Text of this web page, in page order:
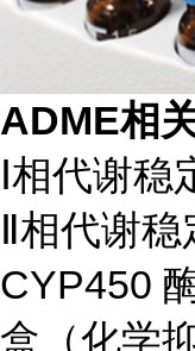
ADME相
Ⅰ相代谢稳
Ⅱ相代谢
CYP450
盒（化学